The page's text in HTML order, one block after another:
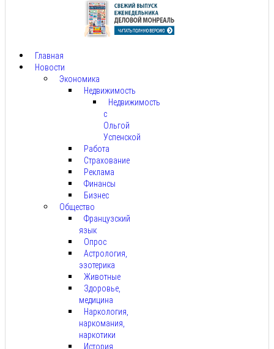
Главная
Новости
Экономика
Недвижимость
Недвижимость
с
Ольгой
Успенской
Работа
Страхование
Реклама
Финансы
Бизнес
Общество
Французский
язык
Опрос
Астрология,
эзотерика
Животные
Здоровье,
медицина
Наркология,
наркомания,
наркотики
История